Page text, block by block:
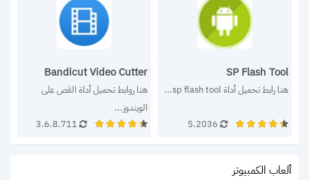
SP Flash Tool
هنا رابط تحميل أداة sp flash tool...
5.2036
Bandicut Video Cutter
الويندوز...
3.6.8.711
ألعاب الكمبيوتر